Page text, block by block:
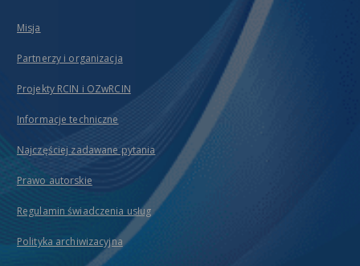
Misja
Partnerzy i organizacja
Projekty RCIN i OZwRCIN
Informacje techniczne
Najczęściej zadawane pytania
Prawo autorskie
Regulamin świadczenia usług
Polityka archiwizacyjna